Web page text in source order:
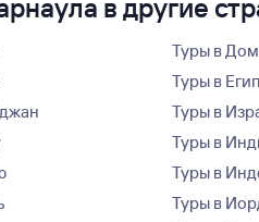
в другие
Туры в
Туры в
Туры в
Туры в
Туры в
Туры в